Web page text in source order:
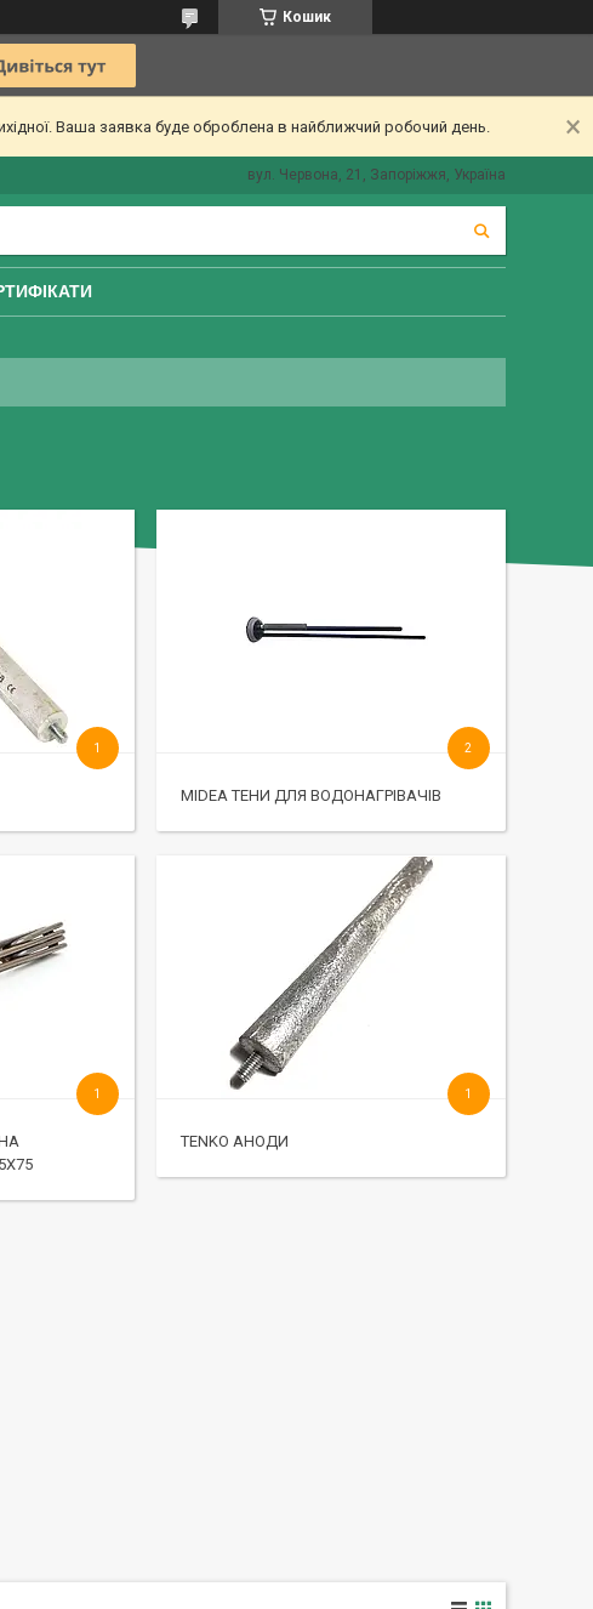
Кошик
Ваша заявка буде оброблена в найближчий робочий день.
вул. Червона, 21, Запоріжжя, Україна
1
MIDEA ТЕНИ ДЛЯ ВОДОНАГРІВАЧІВ
2
1
TENKO АНОДИ
1